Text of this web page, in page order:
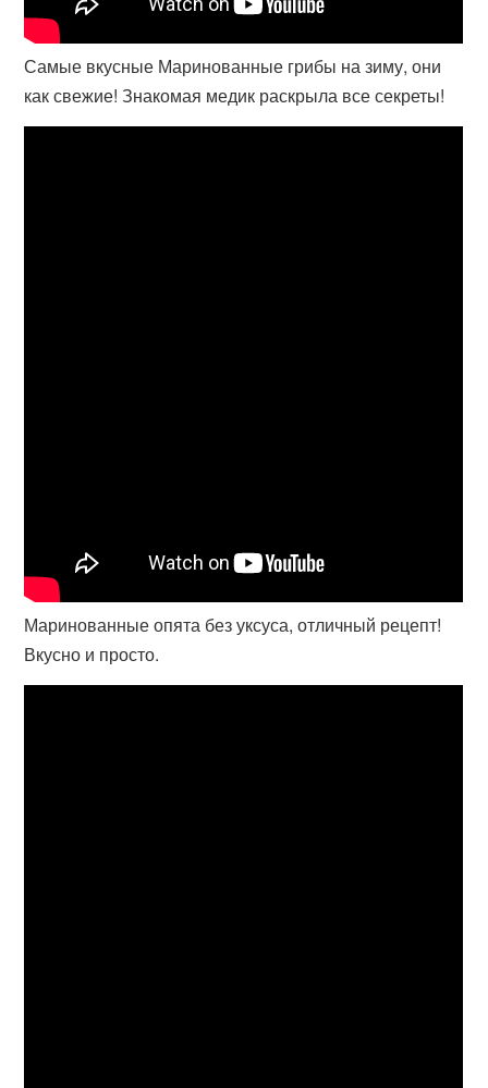
Самые вкусные Маринованные грибы на зиму, они
как свежие! Знакомая медик раскрыла все секреты!
Маринованные опята без уксуса, отличный рецепт!
Вкусно и просто.